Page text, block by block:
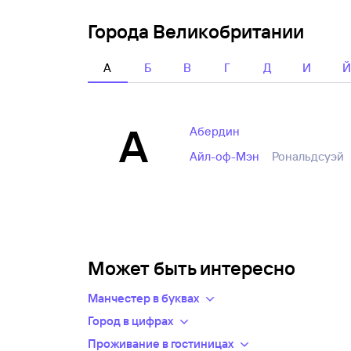
Города Великобритании
А Б В Г Д И Й
А
Абердин
Айл-оф-Мэн
Рональдсуэй
Может быть интересно
Манчестер в буквах
Цены на авиабилеты в Манчестер из Москвы
Из Санкт-Петербурга средняя стоимость —
Город в цифрах
Население: 498800 человек
Проживание в гостиницах